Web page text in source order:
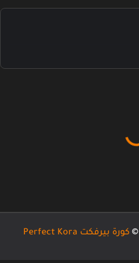
كورة بيرفكت Perfect Kora